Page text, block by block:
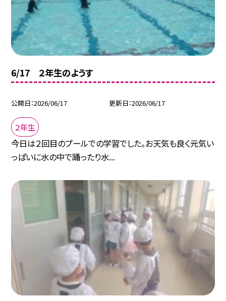
6/17 ２年生のようす
公開日 2026/06/17 更新日 2026/06/17
２年生
今日は２回目のプールでの学習でした。お天気も良く元気い
っぱいに水の中で踊ったり水...